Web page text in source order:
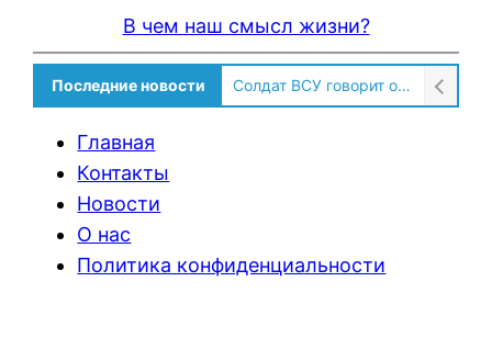
В чем наш смысл жизни?
Последние новости Солдат ВСУ говорит о том, чтобы продавали топливо для ремонта техники в Угледаре
Главная
Контакты
Новости
О нас
Политика конфиденциальности